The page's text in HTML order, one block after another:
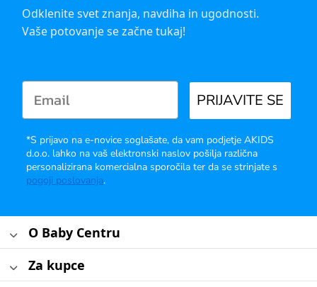
Odklenite svet znanja, navdiha in ugodnosti.
Vaše potovanje se začne tukaj!
PRIJAVITE SE
*S prijavo na e-novice soglašate, da vam podjetje AKIDS
d.o.o. lahko na vaš elektronski naslov pošilja različna
personalizirana komercialna sporočila ter da se strinjate s
pogoji poslovanja.
O Baby Centru
Za kupce